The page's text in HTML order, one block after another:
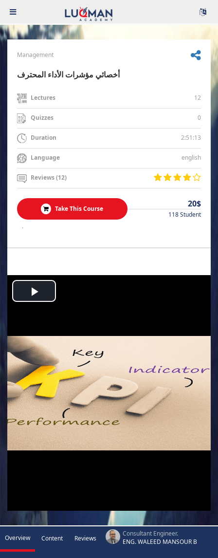
Management
أخصائي مؤشرات الأداء المحترف
Lectures 12
Quizzes 0
Duration 2:51:13
Language english
Reviews (12)
Take This Course 20$
118 Student
.
Play
Overview Content Reviews
Consultant Engineer.
ENG. WALEED MANSOUR B